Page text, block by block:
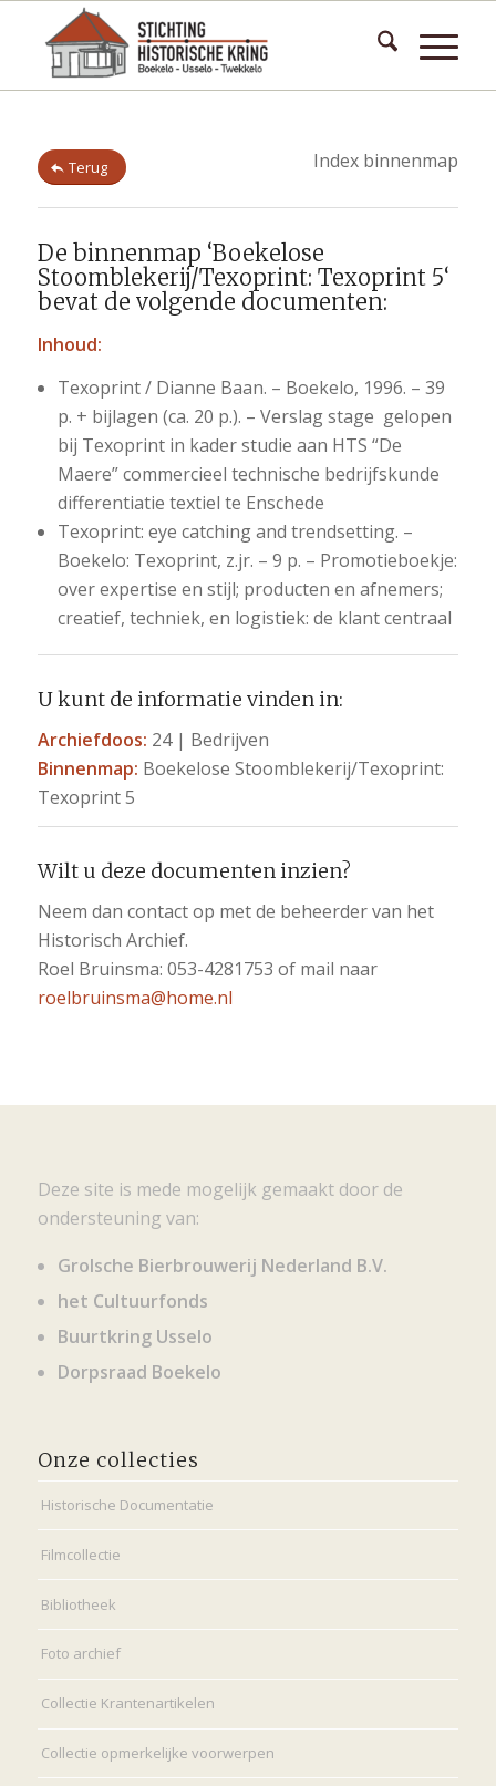
Terug Index binnenmap
De binnenmap ‘Boekelose
Stoomblekerij/Texoprint: Texoprint 5‘
bevat de volgende documenten:
Inhoud:
Texoprint / Dianne Baan. – Boekelo, 1996. – 39
p. + bijlagen (ca. 20 p.). – Verslag stage gelopen
bij Texoprint in kader studie aan HTS “De
Maere” commercieel technische bedrijfskunde
differentiatie textiel te Enschede
Texoprint: eye catching and trendsetting. –
Boekelo: Texoprint, z.jr. – 9 p. – Promotieboekje:
over expertise en stijl; producten en afnemers;
creatief, techniek, en logistiek: de klant centraal
U kunt de informatie vinden in:
Archiefdoos: 24 | Bedrijven
Binnenmap: Boekelose Stoomblekerij/Texoprint:
Texoprint 5
Wilt u deze documenten inzien?
Neem dan contact op met de beheerder van het
Historisch Archief.
Roel Bruinsma: 053-4281753 of mail naar
roelbruinsma@home.nl
Deze site is mede mogelijk gemaakt door de
ondersteuning van:
Grolsche Bierbrouwerij Nederland B.V.
het Cultuurfonds
Buurtkring Usselo
Dorpsraad Boekelo
Onze collecties
Historische Documentatie
Filmcollectie
Bibliotheek
Foto archief
Collectie Krantenartikelen
Collectie opmerkelijke voorwerpen